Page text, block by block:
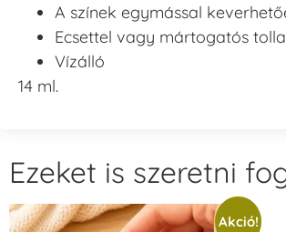
A színek egymással
Ecsettel vagy mártogatós
Vízálló
14 ml.
Ezeket is szeretni
Akció!